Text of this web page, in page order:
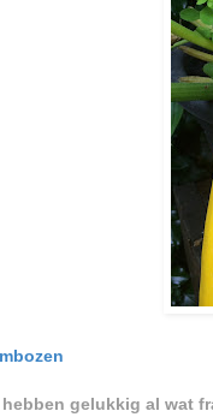
hebben gelukkig al wat